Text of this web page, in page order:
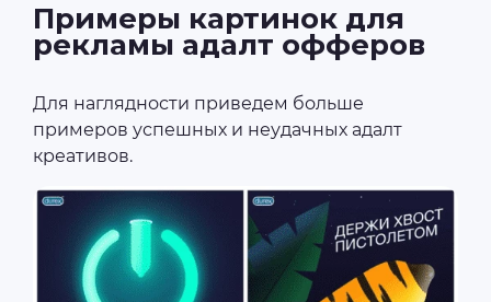
Примеры картинок для
рекламы адалт офферов
Для наглядности приведем больше
примеров успешных и неудачных адалт
креативов.